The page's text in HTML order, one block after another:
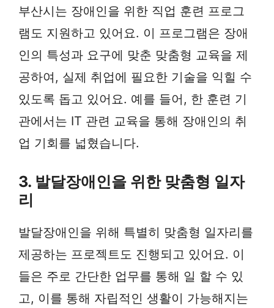
부산시는 장애인을 위한 직업 훈련 프로그
램도 지원하고 있어요. 이 프로그램은 장애
인의 특성과 요구에 맞춘 맞춤형 교육을 제
공하여, 실제 취업에 필요한 기술을 익힐 수
있도록 돕고 있어요. 예를 들어, 한 훈련 기
관에서는 IT 관련 교육을 통해 장애인의 취
업 기회를 넓혔습니다.
3. 발달장애인을 위한 맞춤형 일자
리
발달장애인을 위해 특별히 맞춤형 일자리를
제공하는 프로젝트도 진행되고 있어요. 이
들은 주로 간단한 업무를 통해 일 할 수 있
고, 이를 통해 자립적인 생활이 가능해지는